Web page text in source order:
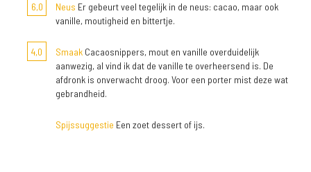
6,0 Neus Er gebeurt veel tegelijk in de neus: cacao, maar ook
vanille, moutigheid en bittertje.
4,0 Smaak Cacaosnippers, mout en vanille overduidelijk
aanwezig, al vind ik dat de vanille te overheersend is. De
afdronk is onverwacht droog. Voor een porter mist deze wat
gebrandheid.
Spijssuggestie Een zoet dessert of ijs.